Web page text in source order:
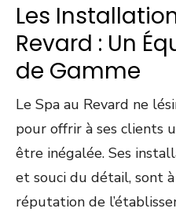
Les
Revard : Un
de Gamme
Le Spa au Revard ne
pour offrir à ses clients
être inégalée. Ses
et souci du détail, sont
réputation de